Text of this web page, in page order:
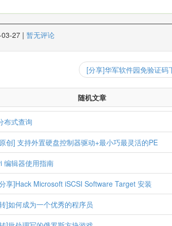
27 |暂无评论
[分享]华军软件园免验证
随机文章
布式查询
创] 支持外置硬盘控制器驱动+最小巧最灵活的PE
编辑器使用指南
享]Hack Microsoft iSCSI Software Target 安装
]如何成为一个优秀的程序员